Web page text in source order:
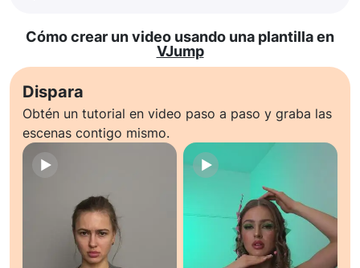
Cómo crear un video usando una plantilla en
VJump
Dispara
Obtén un tutorial en video paso a paso y graba las
escenas contigo mismo.